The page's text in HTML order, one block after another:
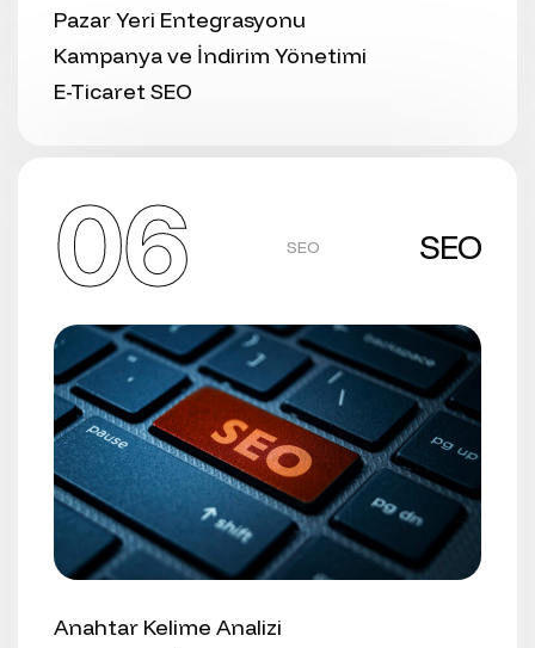
Pazar Yeri Entegrasyonu
Kampanya ve İndirim Yönetimi
E-Ticaret SEO
06 SEO SEO
Anahtar Kelime Analizi